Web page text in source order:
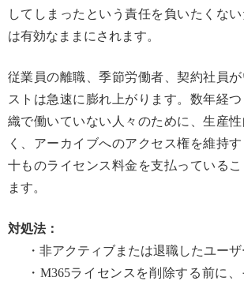
してしまったという責任を負いたくな
は有効なままにされます。
従業員の離職、季節労働者、契約社員
ストは急速に膨れ上がります。数年経
織で働いていない人々のために、生産
く、アーカイブへのアクセス権を維持
十ものライセンス料金を支払っている
ます。
対処法：
・非アクティブまたは退職したユーザ
・M365ライセンスを削除する前に